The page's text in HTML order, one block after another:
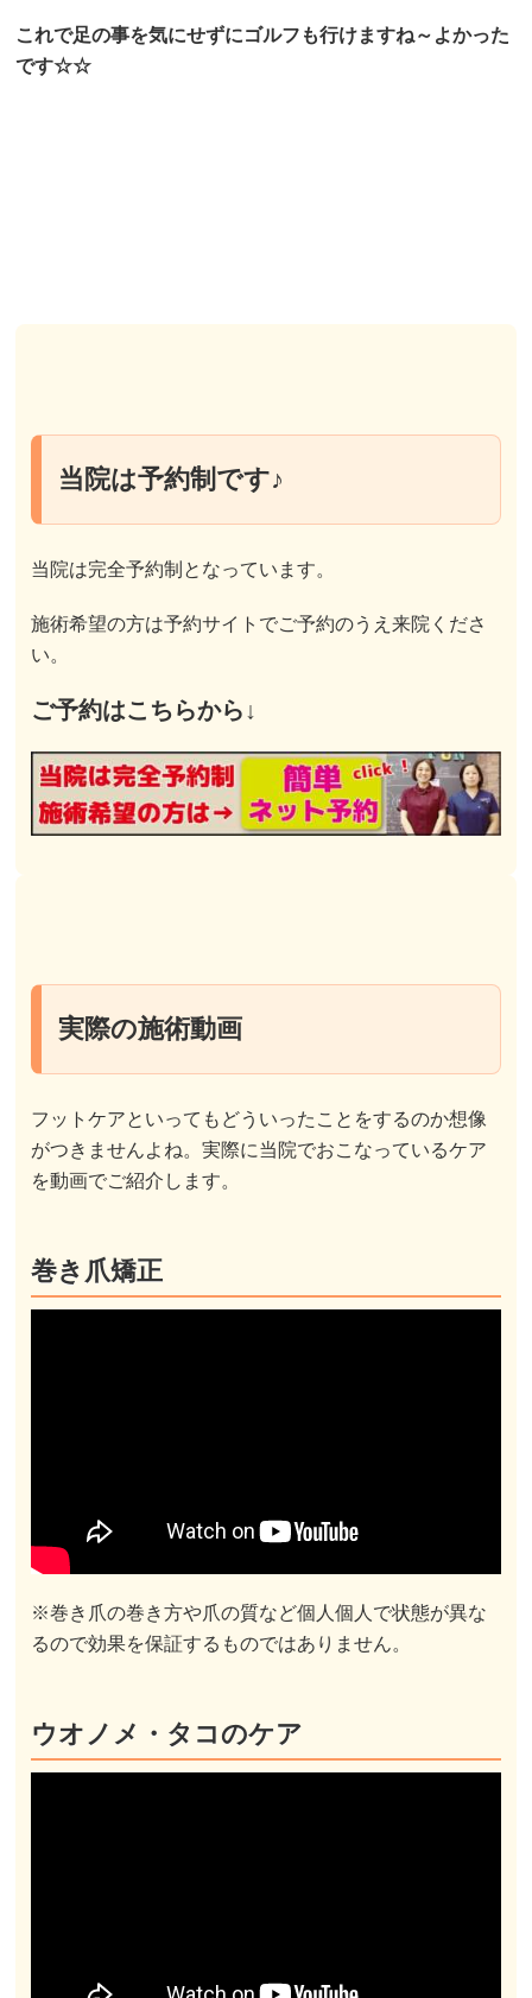
これで足の事を気にせずにゴルフも行けますね～よかった
です☆☆
当院は予約制です♪
当院は完全予約制となっています。
施術希望の方は予約サイトでご予約のうえ来院くださ
い。
ご予約はこちらから↓
実際の施術動画
フットケアといってもどういったことをするのか想像
がつきませんよね。実際に当院でおこなっているケア
を動画でご紹介します。
巻き爪矯正
※巻き爪の巻き方や爪の質など個人個人で状態が異な
るので効果を保証するものではありません。
ウオノメ・タコのケア